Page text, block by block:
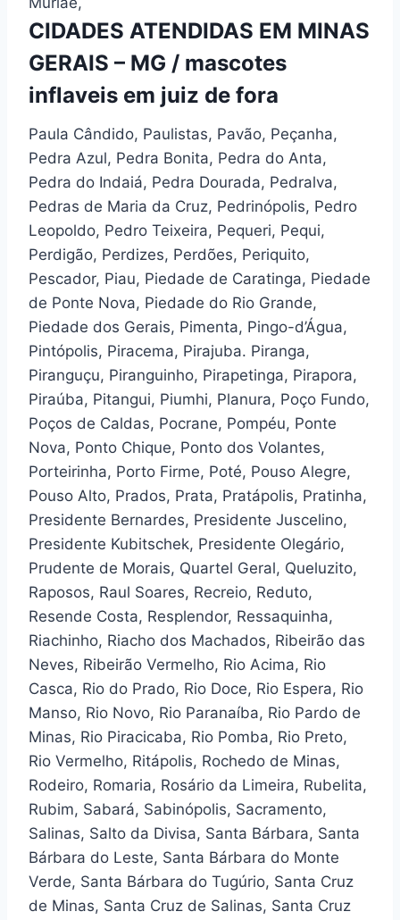
CIDADES ATENDIDAS EM MINAS
GERAIS – MG / mascotes
inflaveis em juiz de fora
Paula Cândido, Paulistas, Pavão, Peçanha,
Pedra Azul, Pedra Bonita, Pedra do Anta,
Pedra do Indaiá, Pedra Dourada, Pedralva,
Pedras de Maria da Cruz, Pedrinópolis, Pedro
Leopoldo, Pedro Teixeira, Pequeri, Pequi,
Perdigão, Perdizes, Perdões, Periquito,
Pescador, Piau, Piedade de Caratinga, Piedade
de Ponte Nova, Piedade do Rio Grande,
Piedade dos Gerais, Pimenta, Pingo-d’Água,
Pintópolis, Piracema, Pirajuba. Piranga,
Piranguçu, Piranguinho, Pirapetinga, Pirapora,
Piraúba, Pitangui, Piumhi, Planura, Poço Fundo,
Poços de Caldas, Pocrane, Pompéu, Ponte
Nova, Ponto Chique, Ponto dos Volantes,
Porteirinha, Porto Firme, Poté, Pouso Alegre,
Pouso Alto, Prados, Prata, Pratápolis, Pratinha,
Presidente Bernardes, Presidente Juscelino,
Presidente Kubitschek, Presidente Olegário,
Prudente de Morais, Quartel Geral, Queluzito,
Raposos, Raul Soares, Recreio, Reduto,
Resende Costa, Resplendor, Ressaquinha,
Riachinho, Riacho dos Machados, Ribeirão das
Neves, Ribeirão Vermelho, Rio Acima, Rio
Casca, Rio do Prado, Rio Doce, Rio Espera, Rio
Manso, Rio Novo, Rio Paranaíba, Rio Pardo de
Minas, Rio Piracicaba, Rio Pomba, Rio Preto,
Rio Vermelho, Ritápolis, Rochedo de Minas,
Rodeiro, Romaria, Rosário da Limeira, Rubelita,
Rubim, Sabará, Sabinópolis, Sacramento,
Salinas, Salto da Divisa, Santa Bárbara, Santa
Bárbara do Leste, Santa Bárbara do Monte
Verde, Santa Bárbara do Tugúrio, Santa Cruz
de Minas, Santa Cruz de Salinas, Santa Cruz